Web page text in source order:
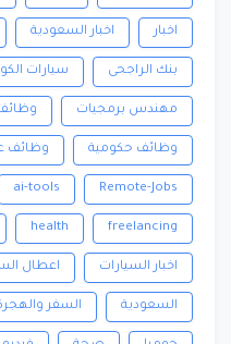
اخبار اخبار السعودية
بنك الراجحى سيارات
مهندس برمجيات وظائف
وظائف حكومية وظائف
Remote-Jobs
ai-tools
freelancing
health
اخبار السيارات اعطال
السعودية السفر